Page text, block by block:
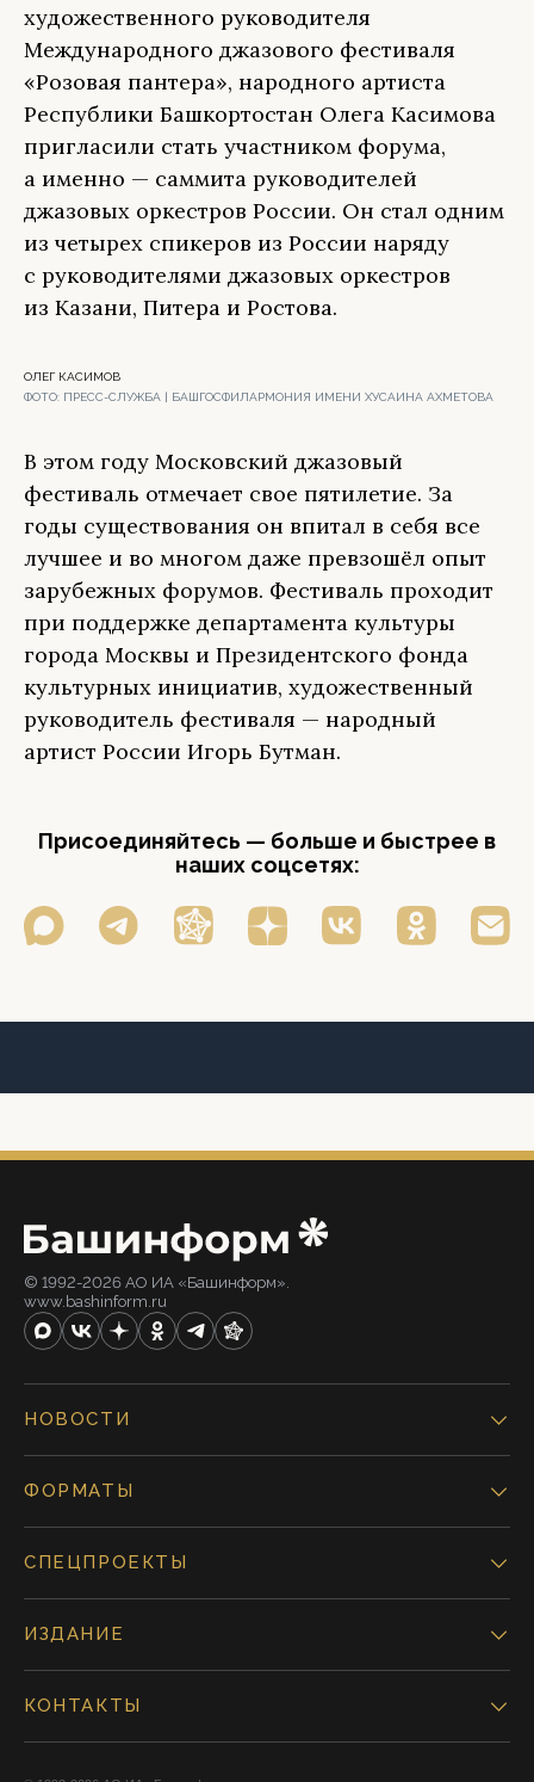
художественного руководителя
Международного джазового фестиваля
«Розовая пантера», народного артиста
Республики Башкортостан Олега Касимова
пригласили стать участником форума,
а именно — саммита руководителей
джазовых оркестров России. Он стал одним
из четырех спикеров из России наряду
с руководителями джазовых оркестров
из Казани, Питера и Ростова.
ОЛЕГ КАСИМОВ
ФОТО: ПРЕСС-СЛУЖБА | БАШГОСФИЛАРМОНИЯ ИМЕНИ ХУСАИНА АХМЕТОВА
В этом году Московский джазовый
фестиваль отмечает свое пятилетие. За
годы существования он впитал в себя все
лучшее и во многом даже превзошёл опыт
зарубежных форумов. Фестиваль проходит
при поддержке департамента культуры
города Москвы и Президентского фонда
культурных инициатив, художественный
руководитель фестиваля — народный
артист России Игорь Бутман.
Присоединяйтесь — больше и быстрее в
наших соцсетях:
© 1992-2026 АО ИА «Башинформ».
www.bashinform.ru
НОВОСТИ
ФОРМАТЫ
СПЕЦПРОЕКТЫ
ИЗДАНИЕ
КОНТАКТЫ